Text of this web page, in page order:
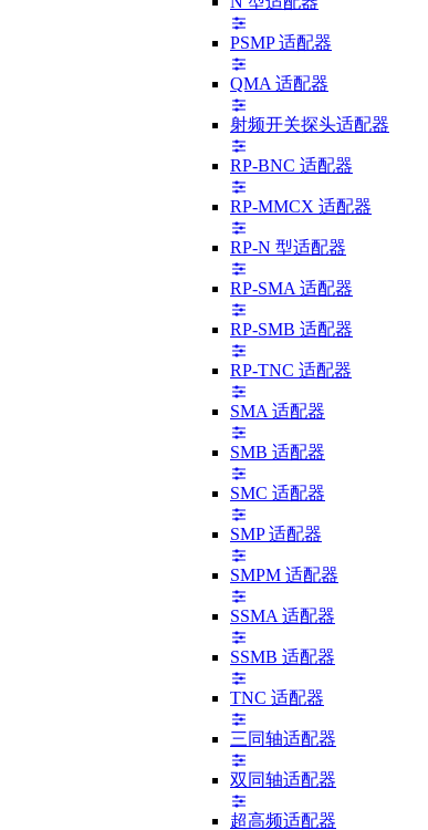
PSMP 适配器
QMA 适配器
射频开关探头适配器
RP-BNC 适配器
RP-MMCX 适配器
RP-N 型适配器
RP-SMA 适配器
RP-SMB 适配器
RP-TNC 适配器
SMA 适配器
SMB 适配器
SMC 适配器
SMP 适配器
SMPM 适配器
SSMA 适配器
SSMB 适配器
TNC 适配器
三同轴适配器
双同轴适配器
超高频适配器